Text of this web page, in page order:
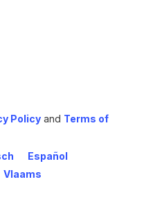
Policy and Terms of
Español
Vlaams